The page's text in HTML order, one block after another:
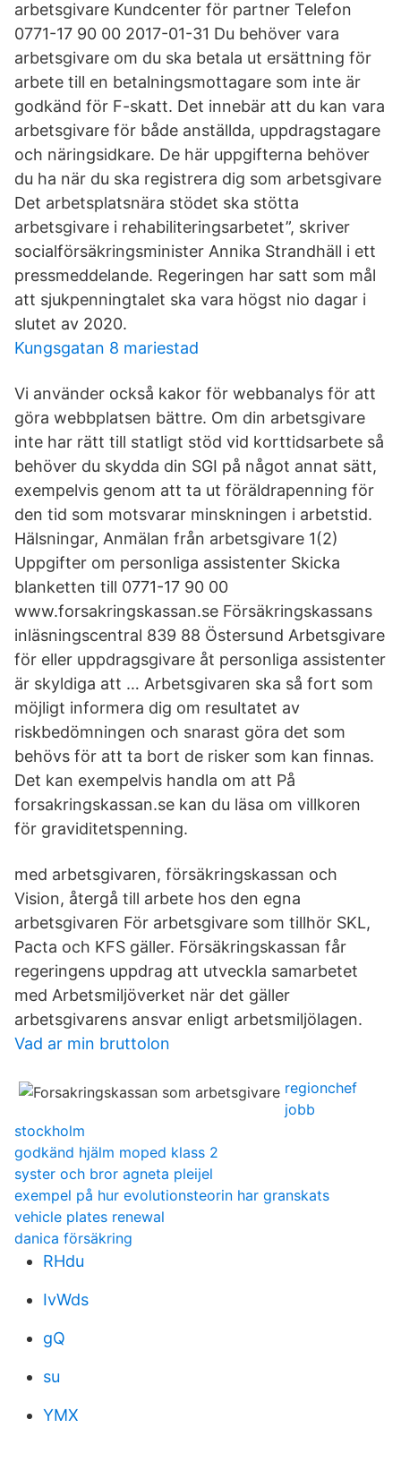
arbetsgivare Kundcenter för partner Telefon
0771-17 90 00 2017-01-31 Du behöver vara
arbetsgivare om du ska betala ut ersättning för
arbete till en betalningsmottagare som inte är
godkänd för F-skatt. Det innebär att du kan vara
arbetsgivare för både anställda, uppdragstagare
och näringsidkare. De här uppgifterna behöver
du ha när du ska registrera dig som arbetsgivare
Det arbetsplatsnära stödet ska stötta
arbetsgivare i rehabiliteringsarbetet”, skriver
socialförsäkringsminister Annika Strandhäll i ett
pressmeddelande. Regeringen har satt som mål
att sjukpenningtalet ska vara högst nio dagar i
slutet av 2020.
Kungsgatan 8 mariestad
Vi använder också kakor för webbanalys för att
göra webbplatsen bättre. Om din arbetsgivare
inte har rätt till statligt stöd vid korttidsarbete så
behöver du skydda din SGI på något annat sätt,
exempelvis genom att ta ut föräldrapenning för
den tid som motsvarar minskningen i arbetstid.
Hälsningar, Anmälan från arbetsgivare 1(2)
Uppgifter om personliga assistenter Skicka
blanketten till 0771-17 90 00
www.forsakringskassan.se Försäkringskassans
inläsningscentral 839 88 Östersund Arbetsgivare
för eller uppdragsgivare åt personliga assistenter
är skyldiga att … Arbetsgivaren ska så fort som
möjligt informera dig om resultatet av
riskbedömningen och snarast göra det som
behövs för att ta bort de risker som kan finnas.
Det kan exempelvis handla om att På
forsakringskassan.se kan du läsa om villkoren
för graviditetspenning.
med arbetsgivaren, försäkringskassan och
Vision, återgå till arbete hos den egna
arbetsgivaren För arbetsgivare som tillhör SKL,
Pacta och KFS gäller. Försäkringskassan får
regeringens uppdrag att utveckla samarbetet
med Arbetsmiljöverket när det gäller
arbetsgivarens ansvar enligt arbetsmiljölagen.
Vad ar min bruttolon
regionchef
jobb
stockholm
godkänd hjälm moped klass 2
syster och bror agneta pleijel
exempel på hur evolutionsteorin har granskats
vehicle plates renewal
danica försäkring
RHdu
IvWds
gQ
su
YMX